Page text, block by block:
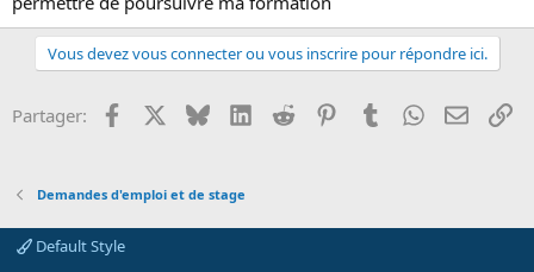
Vous devez vous connecter ou vous inscrire pour répondre ici.
Partager: Facebook BlueskyLinkedInReddit PinterestTumblrWhatsApp
Email
Demandes d'emploi et de stage
Default Style